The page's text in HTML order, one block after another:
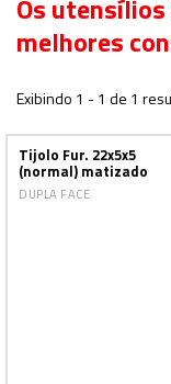
Os
melhores
Exibindo 1 - 1 de 1
Tijolo Fur. 22x5x5
(normal) matizado
DUPLA FACE